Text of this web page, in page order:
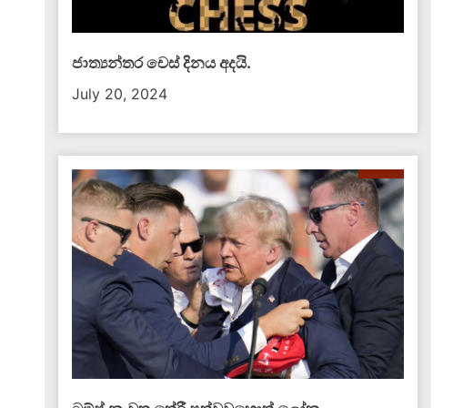
ජාත්‍යන්තර චෙස් දිනය අදයි.
July 20, 2024